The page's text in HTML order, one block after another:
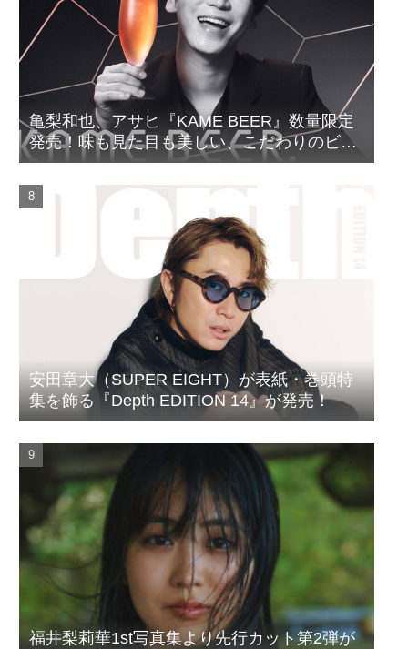
亀梨和也、アサヒ『KAME BEER』数量限定
発売！味も見た目も美しい、こだわりのビー
ルがついに完成
安田章大（SUPER EIGHT）が表紙・巻頭特
集を飾る『Depth EDITION 14』が発売！
福井梨莉華1st写真集より先行カット第2弾が